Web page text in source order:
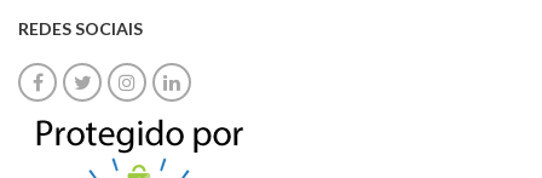
REDES SOCIAIS